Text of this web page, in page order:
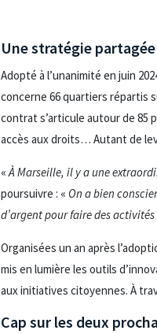
Une stratégie partagée
Adopté à l’unanimité en juin
concerne 66 quartiers répartis
contrat s’articule autour de 85
accès aux droits… Autant de
«À Marseille, il y a une
poursuivre : « On a bien
d’argent pour faire des
Organisées un an après
mis en lumière les outils
aux initiatives citoyennes. À
Cap sur les deux